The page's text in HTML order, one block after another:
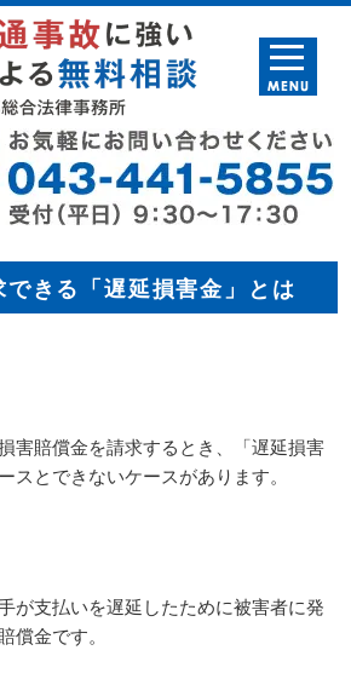
きる「遅延損害金」とは
害賠償金を請求するとき、「遅延損害
スとできないケースがあります。
が支払いを遅延したために被害者に発
償金です。